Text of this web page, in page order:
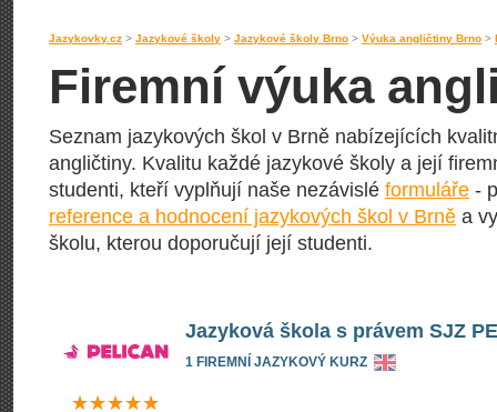
Jazykovky.cz > Jazykové školy > Jazykové školy Brno > Výuka angličtiny Brno >
Firemní výuka
Seznam jazykových škol v Brně nabízejících
angličtiny. Kvalitu každé jazykové školy a její
studenti, kteří vyplňují naše nezávislé formuláře -
reference a hodnocení jazykových škol v Brně a
školu, kterou doporučují její studenti.
Jazyková škola s právem SJZ
1 FIREMNÍ JAZYKOVÝ KURZ